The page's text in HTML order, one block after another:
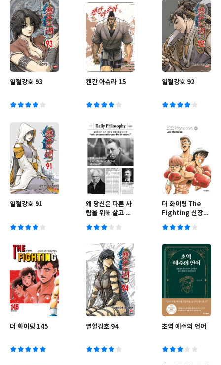
열혈강호 93 켄간 아슈라 15 열혈강호 92
열혈강호 91
왜 당신은 다른 사
람을 위해 살고 있
더 화이팅 The
Fighting 신장재
더 화이팅 145 열혈강호 94 초역 예수의 언어